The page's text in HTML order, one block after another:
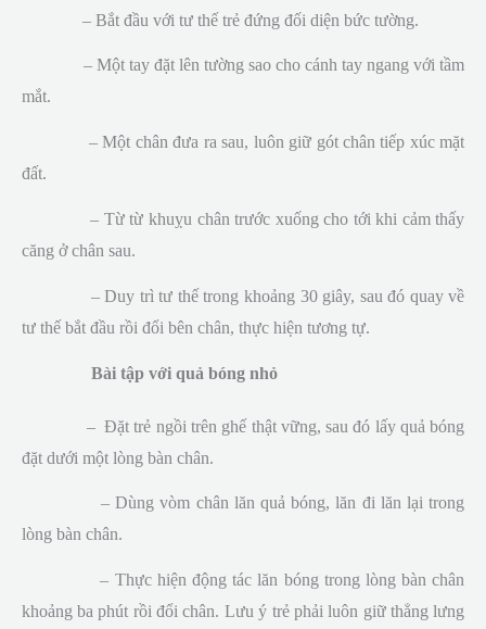
– Bắt đầu với tư thế trẻ đứng đối diện bức tường.
– Một tay đặt lên tường sao cho cánh tay ngang với tầm
mắt.
– Một chân đưa ra sau, luôn giữ gót chân tiếp xúc mặt
đất.
– Từ từ khuỵu chân trước xuống cho tới khi cảm thấy
căng ở chân sau.
– Duy trì tư thế trong khoảng 30 giây, sau đó quay về
tư thế bắt đầu rồi đổi bên chân, thực hiện tương tự.
Bài tập với quả bóng nhỏ
– Đặt trẻ ngồi trên ghế thật vững, sau đó lấy quả bóng
đặt dưới một lòng bàn chân.
– Dùng vòm chân lăn quả bóng, lăn đi lăn lại trong
lòng bàn chân.
– Thực hiện động tác lăn bóng trong lòng bàn chân
khoảng ba phút rồi đổi chân. Lưu ý trẻ phải luôn giữ thẳng lưng